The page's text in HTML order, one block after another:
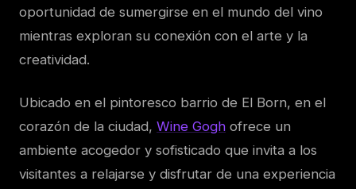
oportunidad de sumergirse en el mundo del vino
mientras exploran su conexión con el arte y la
creatividad.
Ubicado en el pintoresco barrio de El Born, en el
corazón de la ciudad, Wine Gogh ofrece un
ambiente acogedor y sofisticado que invita a los
visitantes a relajarse y disfrutar de una experiencia